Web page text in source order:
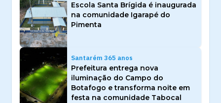
Escola Santa Brígida é inaugurada
na comunidade Igarapé do
Pimenta
Santarém 365 anos
Prefeitura entrega nova
iluminação do Campo do
Botafogo e transforma noite em
festa na comunidade Tabocal